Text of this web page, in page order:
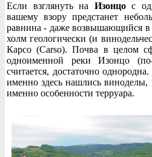
Если взглянуть на Изонцос
вашему взору предстанет
равнина - даже возвышающийся
холм геологически (и
Карсо (Carso). Почва в целом
одноименной реки Изонцо
считается, достаточно
именно здесь нашлись виноделы,
именно особенности терруара.